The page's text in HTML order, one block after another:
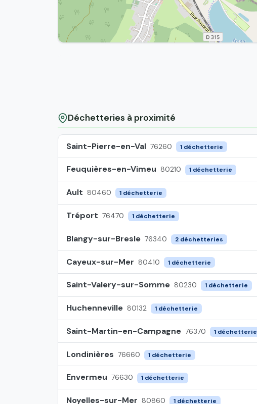
Déchetteries à proximité
Saint-Pierre-en-Val 76260 1 déchetterie
Feuquières-en-Vimeu 80210 1 déchetterie
Ault 80460 1 déchetterie
Tréport 76470 1 déchetterie
Blangy-sur-Bresle 76340 2 déchetteries
Cayeux-sur-Mer 80410 1 déchetterie
Saint-Valery-sur-Somme 80230 1 déchetterie
Huchenneville 80132 1 déchetterie
Saint-Martin-en-Campagne 76370 1 déchetterie
Londinières 76660 1 déchetterie
Envermeu 76630 1 déchetterie
Noyelles-sur-Mer 80860 1 déchetterie